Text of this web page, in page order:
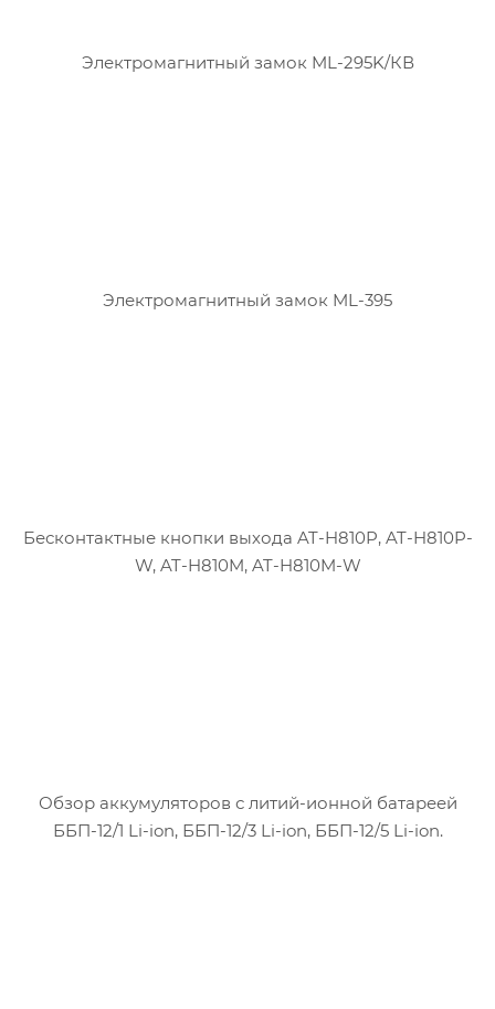
Электромагнитный замок ML-295K/КВ
Электромагнитный замок ML-395
Бесконтактные кнопки выхода AT-H810P, AT-H810P-
W, AT-H810M, AT-H810M-W
Обзор аккумуляторов с литий-ионной батареей
ББП-12/1 Li-ion, ББП-12/3 Li-ion, ББП-12/5 Li-ion.